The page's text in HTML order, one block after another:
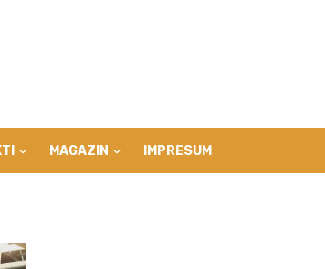
MAGAZIN IMPRESUM